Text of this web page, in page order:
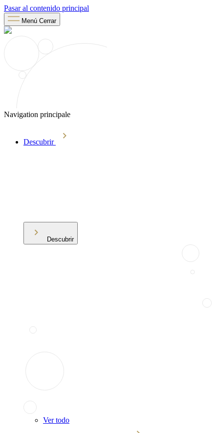
Pasar al contenido principal
Menú Cerrar
Navigation principale
Descubrir
Descubrir
Ver todo